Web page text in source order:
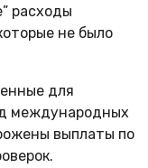
расходы
не было
для
международных
выплаты по